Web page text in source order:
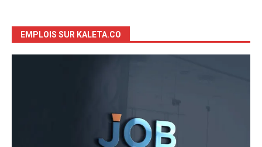
EMPLOIS SUR KALETA.CO